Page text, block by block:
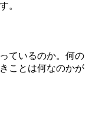
。
ているのか。何の
ことは何なのかが